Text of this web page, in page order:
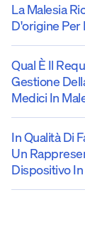
La Malesia
D'origine Per
Qual È Il
Gestione
Medici In
In Qualità Di
Un
Dispositivo In